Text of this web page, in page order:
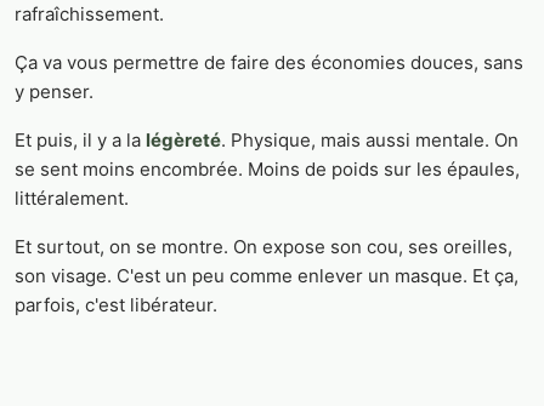
rafraîchissement.
Ça va vous permettre de faire des économies douces, sans
y penser.
Et puis, il y a la légèreté. Physique, mais aussi mentale. On
se sent moins encombrée. Moins de poids sur les épaules,
littéralement.
Et surtout, on se montre. On expose son cou, ses oreilles,
son visage. C'est un peu comme enlever un masque. Et ça,
parfois, c'est libérateur.